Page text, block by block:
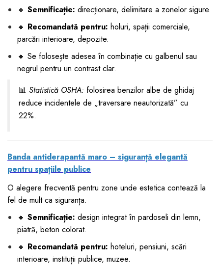
🔸 Semnificație: direcționare, delimitare a zonelor sigure.
🔸 Recomandată pentru: holuri, spații comerciale,
parcări interioare, depozite.
🔸 Se folosește adesea în combinație cu galbenul sau
negrul pentru un contrast clar.
📊 Statistică OSHA: folosirea benzilor albe de ghidaj
reduce incidentele de „traversare neautorizată” cu
22%.
Banda antiderapantă maro – siguranță elegantă
pentru spațiile publice
O alegere frecventă pentru zone unde estetica contează la
fel de mult ca siguranța.
🔸 Semnificație: design integrat în pardoseli din lemn,
piatră, beton colorat.
🔸 Recomandată pentru: hoteluri, pensiuni, scări
interioare, instituții publice, muzee.